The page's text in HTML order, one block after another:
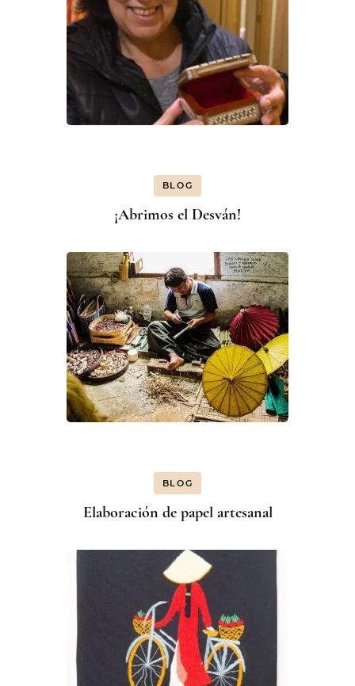
BLOG
¡Abrimos el Desván!
BLOG
Elaboración de papel artesanal